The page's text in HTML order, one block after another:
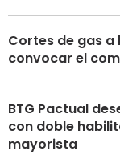
Cortes de gas a
convocar el
BTG Pactual
con doble
mayorista